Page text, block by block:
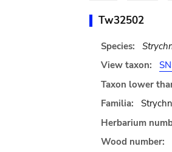
Tw32502
Species:
View taxon:
Taxon lower
Familia:
Herbarium
Wood number: